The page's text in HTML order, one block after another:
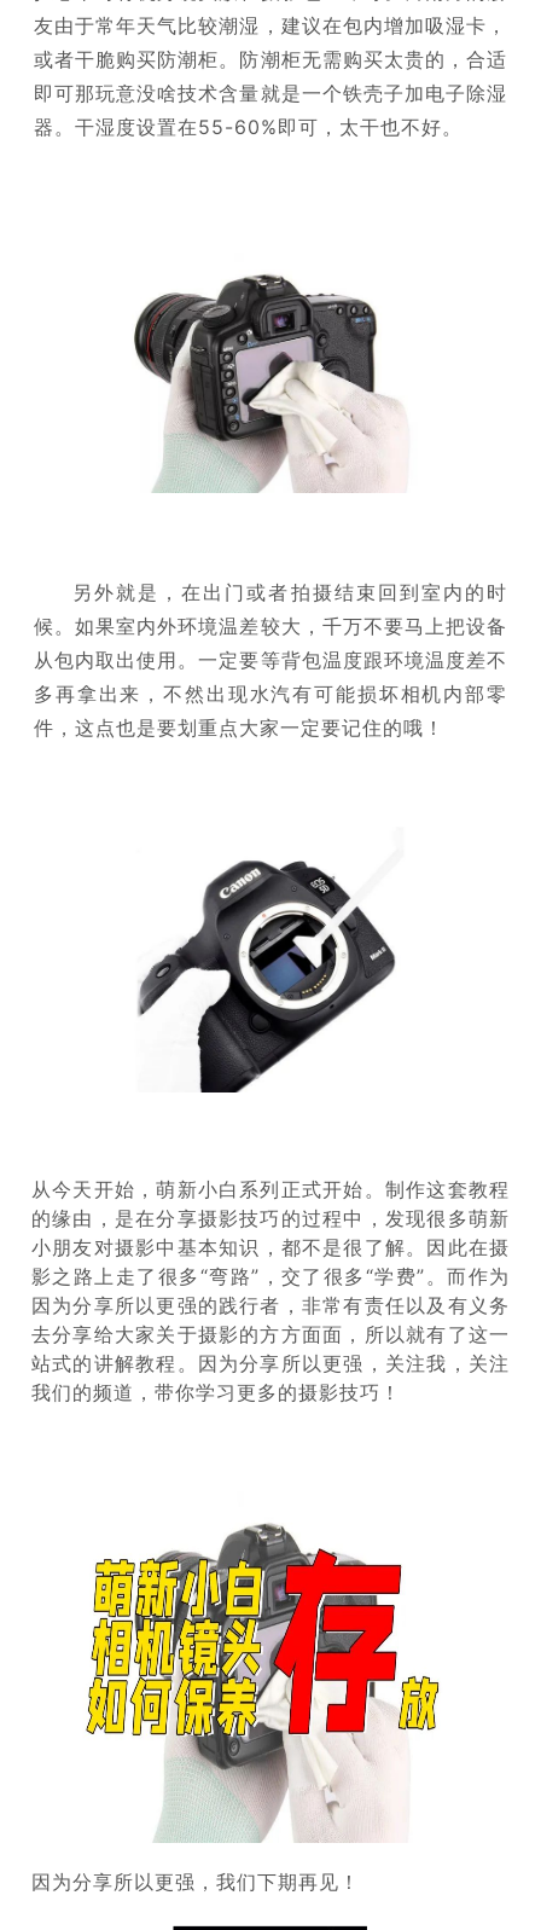
友由于常年天气比较潮湿，建议在包内增加吸湿卡，
或者干脆购买防潮柜。防潮柜无需购买太贵的，合适
即可那玩意没啥技术含量就是一个铁壳子加电子除湿
器。干湿度设置在55-60%即可，太干也不好。
另外就是，在出门或者拍摄结束回到室内的时
候。如果室内外环境温差较大，千万不要马上把设备
从包内取出使用。一定要等背包温度跟环境温度差不
多再拿出来，不然出现水汽有可能损坏相机内部零
件，这点也是要划重点大家一定要记住的哦！
从今天开始，萌新小白系列正式开始。制作这套教程
的缘由，是在分享摄影技巧的过程中，发现很多萌新
小朋友对摄影中基本知识，都不是很了解。因此在摄
影之路上走了很多“弯路”，交了很多“学费”。而作为
因为分享所以更强的践行者，非常有责任以及有义务
去分享给大家关于摄影的方方面面，所以就有了这一
站式的讲解教程。因为分享所以更强，关注我，关注
我们的频道，带你学习更多的摄影技巧！
因为分享所以更强，我们下期再见！